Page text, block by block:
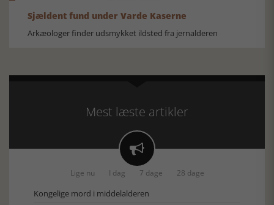
Sjældent fund under Varde Kaserne
Arkæologer finder udsmykket ildsted fra jernalderen
Mest læste artikler

Lige nu I dag 7 dage 28 dage
Kongelige mord i middelalderen